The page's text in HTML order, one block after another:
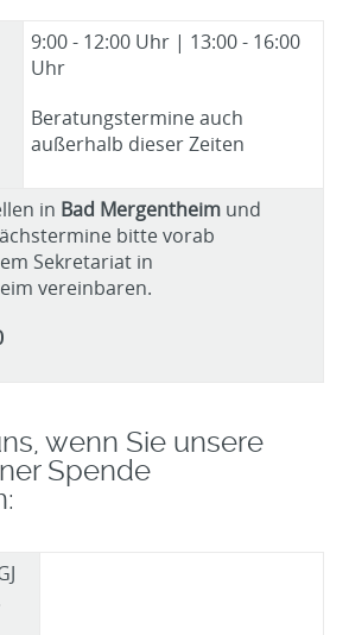
9:00 - 12:00 Uhr | 13:00 - 16:00
Uhr
Beratungstermine auch
außerhalb dieser Zeiten
in Bad Mergentheim und
bitte vorab
Sekretariat in
vereinbaren.
wenn Sie unsere
Spende